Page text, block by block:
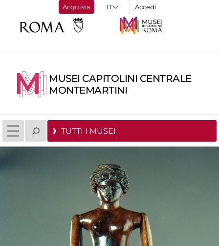
Acquista Accedi
MUSEI CAPITOLINI CENTRALE
MONTEMARTINI
TUTTI I MUSEI